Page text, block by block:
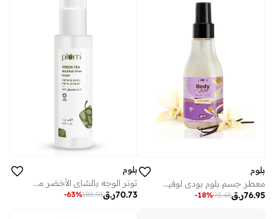
بلوم
معطر جسم بلوم بودي لوفين فانيلا فايبس | نباتي ١٠٠٪ | بخاخ عطر شتوي دافئ برائحة الفانيليا للنساء | ينعش على الفور
ر.ق76.95
93.48
-18%
بلوم
تونر الوجه بالشاي الأخضر من بلوم للبشرة الدهنية المعرضة لحب الشباب، تونر للوجه لبشرة متألقة، يصغر المسام ويشدها، يتحكم في إفراز الزيوت الزائدة، 150 مل
ر.ق70.73
186.91
-63%